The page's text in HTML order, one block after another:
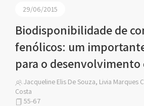
29/06/2015
Biodisponibilidade de
fenólicos: um
para o desenvolvimento
Jacqueline Elis De Souza, Livia Marques
Costa
55-67